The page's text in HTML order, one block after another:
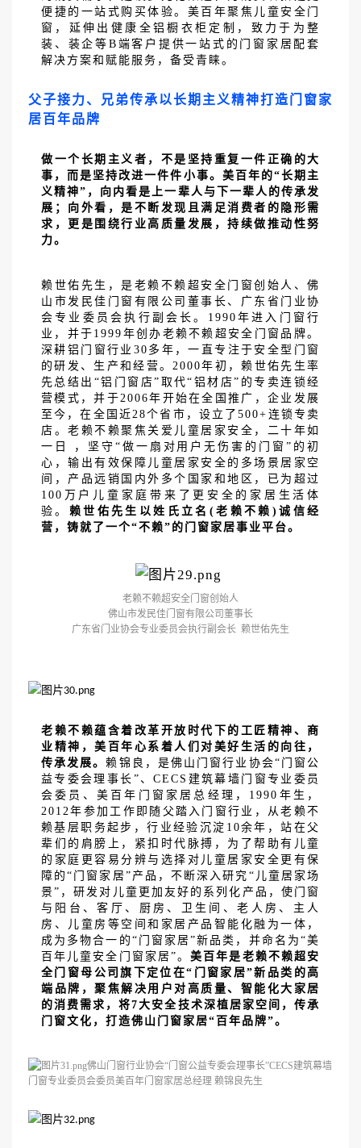
便捷的一站式购买体验。美百年聚焦儿童安全门
窗，延伸出健康全铝橱衣柜定制，致力于为整
装、装企等B端客户提供一站式的门窗家居配套
解决方案和赋能服务，备受青睐。
父子接力、兄弟传承以长期主义精神打造门窗家
居百年品牌
做一个长期主义者，不是坚持重复一件正确的大
事，而是坚持改进一件件小事。美百年的“长期主
义精神”，向内看是上一辈人与下一辈人的传承发
展；向外看，是不断发现且满足消费者的隐形需
求，更是围绕行业高质量发展，持续做推动性努
力。
赖世佑先生，是老赖不赖超安全门窗创始人、佛
山市发民佳门窗有限公司董事长、广东省门业协
会专业委员会执行副会长。 1990年进入门窗行
业，并于1999年创办老赖不赖超安全门窗品牌。
深耕铝门窗行业30多年，一直专注于安全型门窗
的研发、生产和经营。2000年初，赖世佑先生率
先总结出“铝门窗店”取代“铝材店”的专卖连锁经
营模式，并于2006年开始在全国推广，企业发展
至今，在全国近28个省市，设立了500+连锁专卖
店。老赖不赖聚焦关爱儿童居家安全，二十年如
一日 ，坚守“做一扇对用户无伤害的门窗”的初
心，输出有效保障儿童居家安全的多场景居家空
间，产品远销国内外多个国家和地区，已为超过
100万户儿童家庭带来了更安全的家居生活体
验。 赖世佑先生以姓氏立名 (老赖不赖)诚信经
营，铸就了一个“不赖”的门窗家居事业平台。
老赖不赖超安全门窗创始人
佛山市发民佳门窗有限公司董事长
广东省门业协会专业委员会执行副会长 赖世佑先生
老赖不赖蕴含着改革开放时代下的工匠精神、商
业精神，美百年心系着人们对美好生活的向往，
传承发展。赖锦良，是佛山门窗行业协会“门窗公
益专委会理事长”、CECS建筑幕墙门窗专业委员
会委员、美百年门窗家居总经理，1990年生，
2012年参加工作即随父踏入门窗行业，从老赖不
赖基层职务起步，行业经验沉淀10余年，站在父
辈们的肩膀上，紧扣时代脉搏，为了帮助有儿童
的家庭更容易分辨与选择对儿童居家安全更有保
障的“门窗家居”产品，不断深入研究“儿童居家场
景”，研发对儿童更加友好的系列化产品，使门窗
与阳台、客厅、厨房、卫生间、老人房、主人
房、儿童房等空间和家居产品智能化融为一体，
成为多物合一的“门窗家居”新品类，并命名为“美
百年儿童安全门窗家居”。美百年是老赖不赖超安
全门窗母公司旗下定位在“门窗家居”新品类的高
端品牌，聚焦解决用户对高质量、智能化大家居
的消费需求，将7大安全技术深植居家空间，传承
门窗文化，打造佛山门窗家居“百年品牌”。
佛山门窗行业协会“门窗公益专委会理事长”CECS建筑幕墙
门窗专业委员会委员美百年门窗家居总经理 赖锦良先生